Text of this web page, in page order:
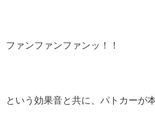
ファンファンファンッ！！
という効果音と共に、パトカーが